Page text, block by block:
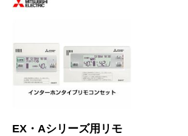
EX・Aシリーズ用リモ